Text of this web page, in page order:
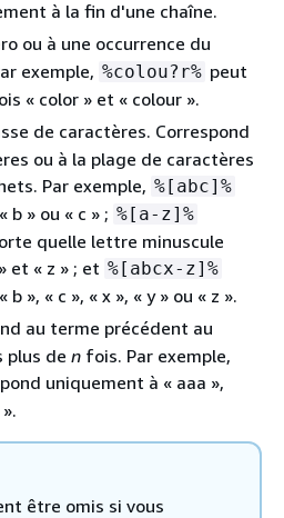
à la fin d'une chaîne.
ou à une occurrence du
exemple, %colou?r% peut
« color » et « colour ».
de caractères. Correspond
ou à la plage de caractères
Par exemple, %[abc]%
b » ou « c » ; %[a-z]%
quelle lettre minuscule
et « z » ; et %[abcx-z]%
», « c », « x », « y » ou « z ».
au terme précédent au
plus de n fois. Par exemple,
uniquement à « aaa »,
être omis si vous